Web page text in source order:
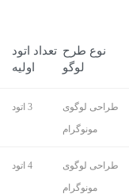
نوع طرح
لوگو
تعداد اتود
اولیه
طراحی لوگوی
مونوگرام
3 اتود
طراحی لوگوی
مونوگرام
4 اتود